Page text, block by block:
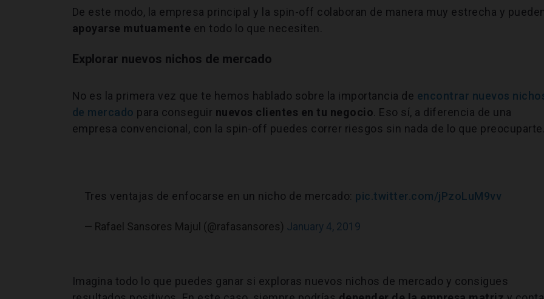
De este modo, la empresa principal y la spin-off colaboran de manera muy estrecha y
apoyarse mutuamente en todo lo que necesiten.
Explorar nuevos nichos de mercado
No es la primera vez que te hemos hablado sobre la importancia de encontrar nuevos
de mercado para conseguir nuevos clientes en tu negocio. Eso sí, a diferencia de una
empresa convencional, con la spin-off puedes correr riesgos sin nada de lo que
Tres ventajas de enfocarse en un nicho de mercado: pic.twitter.com/jPzoLuM9vv
— Rafael Sansores Majul (@rafasansores) January 4, 2019
Imagina todo lo que puedes ganar si exploras nuevos nichos de mercado y consigues